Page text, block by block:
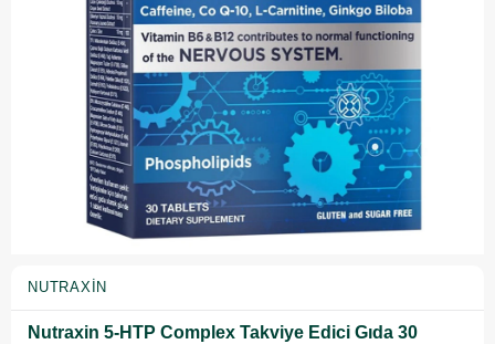
NUTRAXIN
Nutraxin 5-HTP Complex Takviye Edici Gıda 30